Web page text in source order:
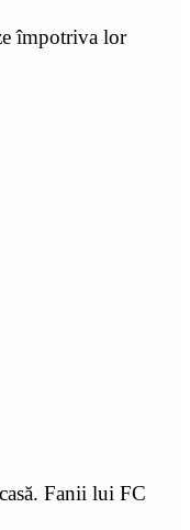
împotriva lor
Fanii lui FC